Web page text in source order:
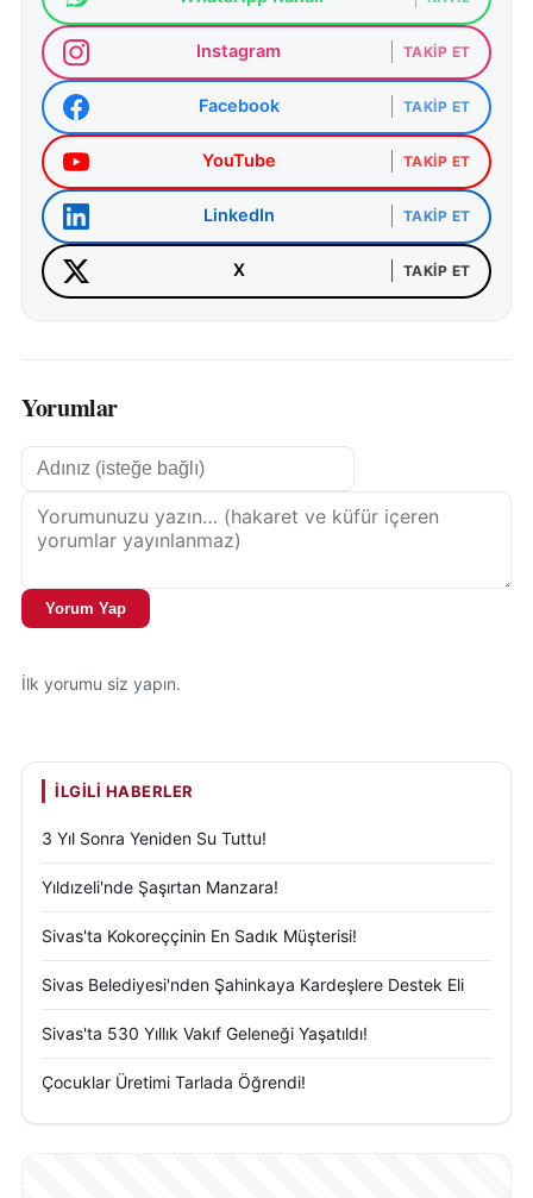
Instagram TAKIP ET
Facebook TAKIP ET
YouTube TAKIP ET
LinkedIn TAKIP ET
X TAKIP ET
Yorumlar
Yorum Yap
İlk yorumu siz yapın.
İLGILI HABERLER
3 Yıl Sonra Yeniden Su Tuttu!
Yıldızeli'nde Şaşırtan Manzara!
Sivas'ta Kokoreççinin En Sadık Müşterisi!
Sivas Belediyesi'nden Şahinkaya Kardeşlere Destek Eli
Sivas'ta 530 Yıllık Vakıf Geleneği Yaşatıldı!
Çocuklar Üretimi Tarlada Öğrendi!